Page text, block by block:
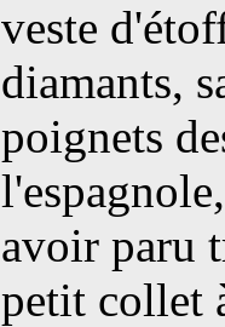
veste
diamants,
poignets
avoir paru
petit collet